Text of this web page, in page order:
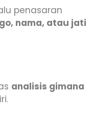
penasaran
nama, atau jati
analisis gimana